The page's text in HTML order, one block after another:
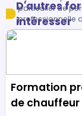
particulier de
professionnelle
D'autres
intéresser
Formation
de chauffeur